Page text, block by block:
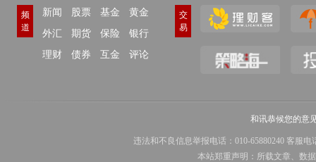
频
道
新闻 股票 基金
黄金
外汇
期货 保险
银行
理财
债券 互金 评论
交
易
和讯恭候您的意
违法和不良信息举报电话：010-65880240 客服电
本站郑重声明：所载文章、数